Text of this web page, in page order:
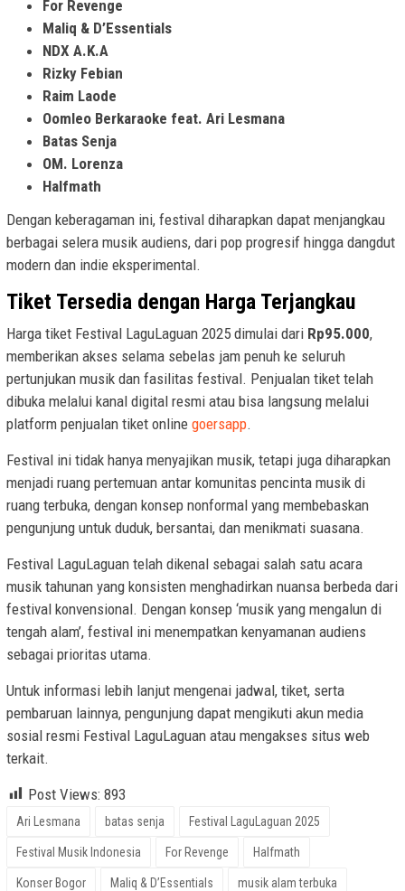
For Revenge
Maliq & D’Essentials
NDX A.K.A
Rizky Febian
Raim Laode
Oomleo Berkaraoke feat. Ari Lesmana
Batas Senja
OM. Lorenza
Halfmath
Dengan keberagaman ini, festival diharapkan dapat menjangkau
berbagai selera musik audiens, dari pop progresif hingga dangdut
modern dan indie eksperimental.
Tiket Tersedia dengan Harga Terjangkau
Harga tiket Festival LaguLaguan 2025 dimulai dari Rp95.000,
memberikan akses selama sebelas jam penuh ke seluruh
pertunjukan musik dan fasilitas festival. Penjualan tiket telah
dibuka melalui kanal digital resmi atau bisa langsung melalui
platform penjualan tiket online goersapp.
Festival ini tidak hanya menyajikan musik, tetapi juga diharapkan
menjadi ruang pertemuan antar komunitas pencinta musik di
ruang terbuka, dengan konsep nonformal yang membebaskan
pengunjung untuk duduk, bersantai, dan menikmati suasana.
Festival LaguLaguan telah dikenal sebagai salah satu acara
musik tahunan yang konsisten menghadirkan nuansa berbeda dari
festival konvensional. Dengan konsep ‘musik yang mengalun di
tengah alam’, festival ini menempatkan kenyamanan audiens
sebagai prioritas utama.
Untuk informasi lebih lanjut mengenai jadwal, tiket, serta
pembaruan lainnya, pengunjung dapat mengikuti akun media
sosial resmi Festival LaguLaguan atau mengakses situs web
terkait.
Post Views: 893
Ari Lesmana batas senja Festival LaguLaguan 2025
Festival Musik Indonesia For Revenge Halfmath
Konser Bogor Maliq & D’Essentials musik alam terbuka